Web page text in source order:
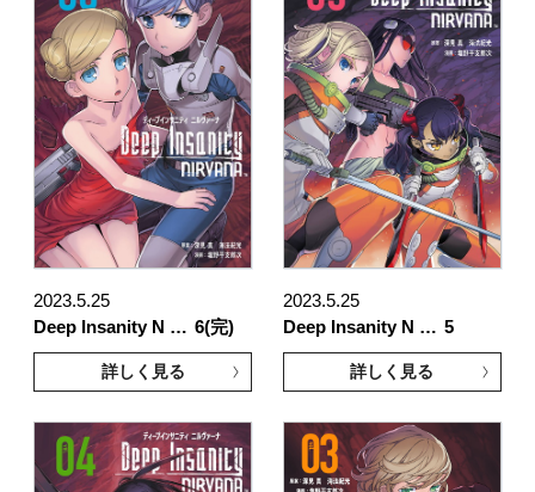
2023.5.25
Deep Insanity N … 6(完)
詳しく見る
2023.5.25
Deep Insanity N … 5
詳しく見る